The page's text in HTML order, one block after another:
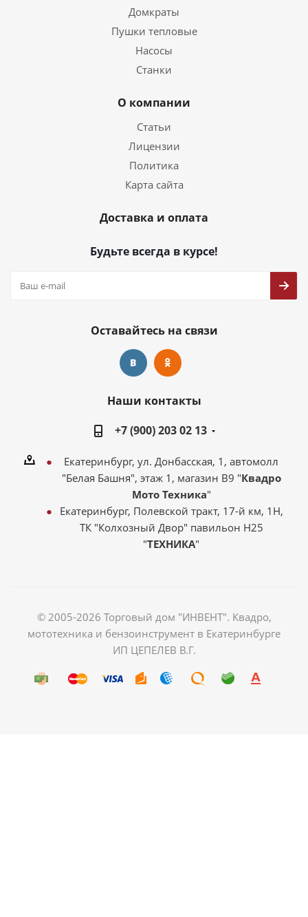
Домкраты
Пушки тепловые
Насосы
Станки
О компании
Статьи
Лицензии
Политика
Карта сайта
Доставка и оплата
Будьте всегда в курсе!
Оставайтесь на связи
Наши контакты
+7 (900) 203 02 13
Екатеринбург, ул. Донбасская, 1, автомолл
"Белая Башня", этаж 1, магазин В9 "Квадро
Мото Техника"
Екатеринбург, Полевской тракт, 17-й км, 1Н,
ТК "Колхозный Двор" павильон Н25
"ТЕХНИКА"
© 2005-2026 Торговый дом "ИНВЕНТ". Квадро,
мототехника и бензоинструмент в Екатеринбурге
ИП ЦЕПЕЛЕВ В.Г.